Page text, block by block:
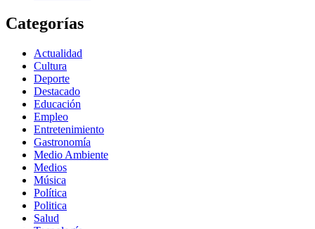
Categorías
Actualidad
Cultura
Deporte
Destacado
Educación
Empleo
Entretenimiento
Gastronomía
Medio Ambiente
Medios
Música
Política
Politica
Salud